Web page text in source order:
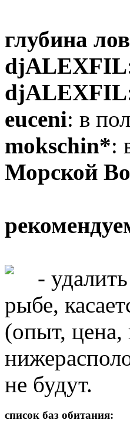
глубина
djALEXFIL
djALEXFIL
euceni: в
mokschin*:
Морской
-
рыбе,
(опыт, цена,
не будут.
список баз обитания: